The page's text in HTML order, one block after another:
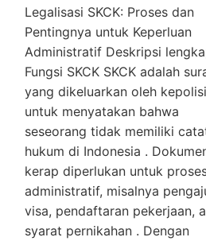
Legalisasi SKCK: Proses dan
Pentingnya untuk Keperluan
Administratif Deskripsi
Fungsi SKCK SKCK adalah
yang dikeluarkan oleh
untuk menyatakan bahwa
seseorang tidak memiliki
hukum di Indonesia .
kerap diperlukan untuk
administratif, misalnya
visa, pendaftaran pekerjaan,
syarat pernikahan . Dengan